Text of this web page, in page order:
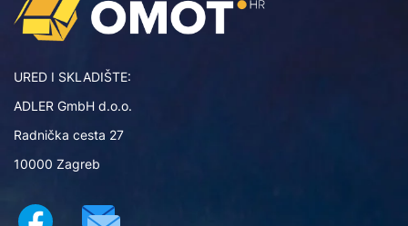
URED I SKLADIŠTE:
ADLER GmbH d.o.o.
Radnička cesta 27
10000 Zagreb